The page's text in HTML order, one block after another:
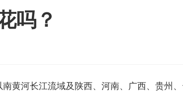
吗？
黄河长江流域及陕西、河南、广西、贵州